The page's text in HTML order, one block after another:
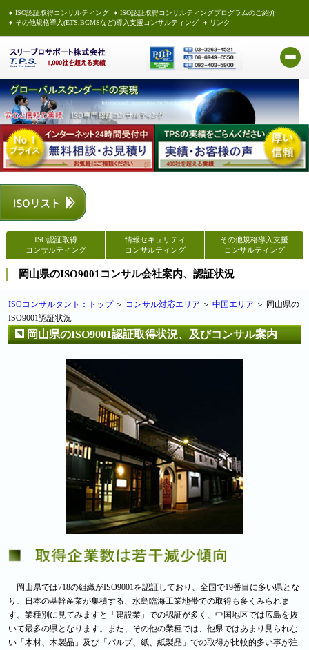
ISO認証取得コンサルティング
ISO認証取得コンサルティングプログラムのご紹介
その他規格導入(ETS,BCMSなど)導入支援コンサルティング
リンク
ISO認証取得
コンサルティング
情報セキュリティ
コンサルティング
その他規格導入支援
コンサルティング
岡山県のISO9001コンサル会社案内、認証状況
ISOコンサルタント：トップ＞ コンサル対応エリア ＞ 中国エリア ＞ 岡山県の
ISO9001認証状況
岡山県のISO9001認証取得状況、及びコンサル案内
岡山県では718の組織がISO9001を認証しており、全国で19番目に多い県とな
り、日本の基幹産業が集積する、水島臨海工業地帯での取得も多くみられま
す。業種別に見てみますと「建設業」での認証が多く、中国地区では広島を抜
いて最多の県となります。また、その他の業種では、他県ではあまり見られな
い「木材、木製品」及び「パルプ、紙、紙製品」での取得が比較的多い事が注